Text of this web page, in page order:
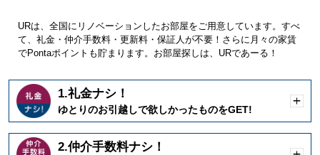
URは、全国にリノベーションしたお部屋をご用意しています。すべ
て、礼金・仲介手数料・更新料・保証人が不要！さらに月々の家賃
でPontaポイントも貯まります。お部屋探しは、URであーる！
1.礼金ナシ！
ゆとりのお引越しで欲しかったものをGET!
く
2.仲介手数料ナシ！